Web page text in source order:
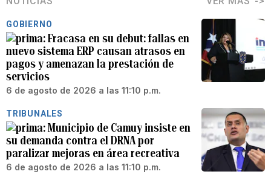
GOBIERNO
Fracasa en su debut: fallas en
nuevo sistema ERP causan atrasos en
pagos y amenazan la prestación de
servicios
6 de agosto de 2026 a las 11:10 p.m.
TRIBUNALES
Municipio de Camuy insiste en
su demanda contra el DRNA por
paralizar mejoras en área recreativa
6 de agosto de 2026 a las 11:10 p.m.